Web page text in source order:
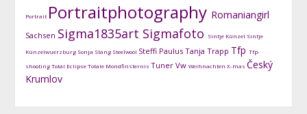
Portrait Portraitphotography Romaniangirl
Sachsen Sigma1835art Sigmafoto Sintje Künzel Sintje
Künzelwuerzburg Sonja Stang Steelwool Steffi Paulus Tanja Trapp Tfp Tfp-
shootingTotal EclipseTotale Mondfinsternis Tuner Vw Weihnachten X-mas Český
Krumlov